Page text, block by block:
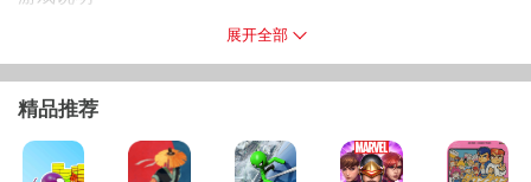
Robokill进行二测，该次测试为删档测试，主要开放主线故事、行动
Robokill游戏简介
为了保卫家园免遭战火蹂躏，成为了民兵部队机甲小队的成员，你
要选择最得心应手的机甲，精心调配组合机甲的武器和技能，杀死
展开全部
精品推荐